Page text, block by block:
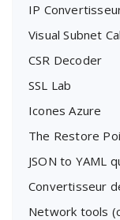
IP
Visual Subnet
CSR Decoder
SSL Lab
Icones Azure
The Restore
JSON to YAML
Convertisseur
Network tools